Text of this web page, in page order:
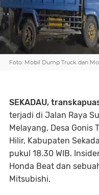
Foto: Mobil Dump Truck dan
SEKADAU,
terjadi di Jalan Raya
Melayang, Desa Gonis
Hilir, Kabupaten
pukul 18.30 WIB.
Honda Beat dan
Mitsubishi.